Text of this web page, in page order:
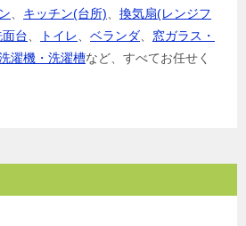
キッチン(台所)
換気扇(レンジフ
面台 トイレ ベランダ
窓ガラス・
濯機・洗濯槽など、すべてお任せく